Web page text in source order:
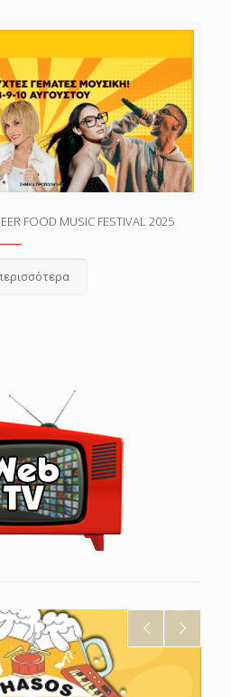
FOOD MUSIC FESTIVAL 2025